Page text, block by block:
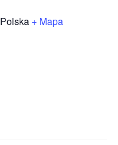
Polska + Mapa